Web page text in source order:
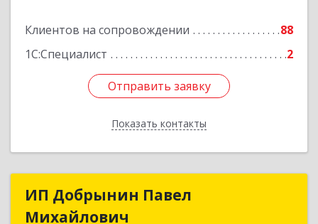
Клиентов на сопровождении
88
1С:Специалист
2
Отправить заявку
Показать контакты
Подробнее
Отправить заявку
Назад
ИП Добрынин Павел
Михайлович
ИП Добрынин Павел